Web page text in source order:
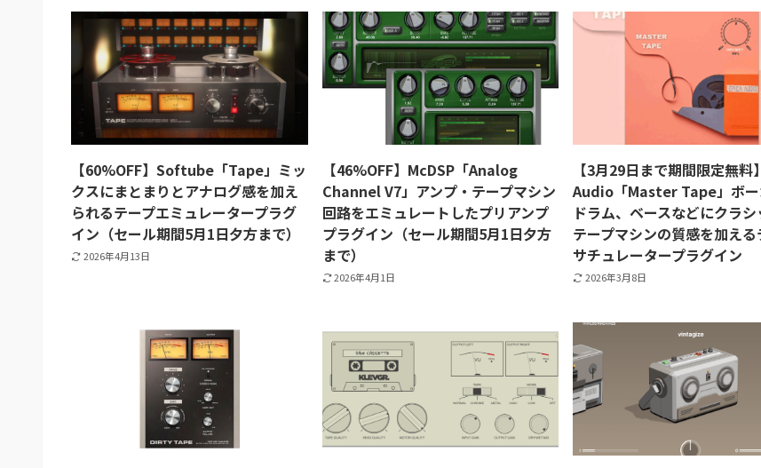
【60%OFF】Softube「Tape」ミッ
クスにまとまりとアナログ感を加え
られるテープエミュレータープラグ
イン（セール期間5月1日夕方まで）
2026年4月13日
【46%OFF】McDSP「Analog
Channel V7」アンプ・テープマシン
回路をエミュレートしたプリアンプ
プラグイン（セール期間5月1日夕方
まで）
2026年4月1日
【3月29日まで期間限定無
Audio「Master Tape」ボー
ドラム、ベースなどにクラ
テープマシンの質感を加える
サチュレータープラグイン
2026年3月8日